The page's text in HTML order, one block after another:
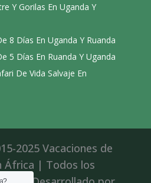
Y Gorilas En Uganda Y
8 Días En Uganda Y Ruanda
5 Días En Ruanda Y Uganda
De Vida Salvaje En
2025 Vacaciones de
África | Todos los